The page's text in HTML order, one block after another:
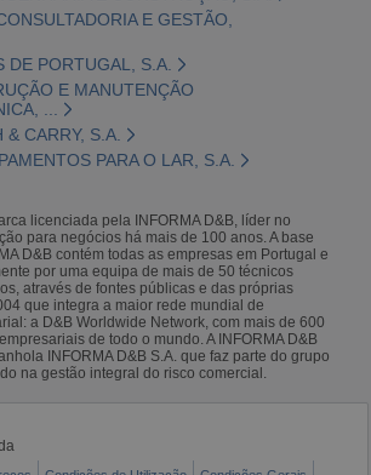
E GESTÃO,
DE PORTUGAL, S.A.
E MANUTENÇÃO
...
CARRY, S.A.
PARA O LAR, S.A.
licenciada pela INFORMA D&B, líder no
para negócios há mais de 100 anos. A base
D&B contém todas as empresas em Portugal e
por uma equipa de mais de 50 técnicos
através de fontes públicas e das próprias
que integra a maior rede mundial de
a D&B Worldwide Network, com mais de 600
de todo o mundo. A INFORMA D&B
INFORMA D&B S.A. que faz parte do grupo
na gestão integral do risco comercial.